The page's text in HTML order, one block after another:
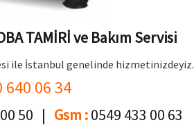
TAMİRİ ve Bakım Servisi
ile İstanbul genelinde hizmetinizdeyiz.
640 06 34
50 | Gsm :0549 433 00 63